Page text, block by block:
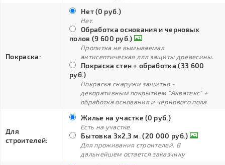
Покраска:
Нет (0 руб.)
Нет.
Обработка основания и черновых
полов (9 600 руб.)
Пропитка не вымываемая
антисептическая для защиты древесины.
Покраска стен + обработка (33 600
руб.)
Покраска снаружи защитно -
декоративным покрытием "Акватекс" +
обработка основания и чернового пола
Для
строителей:
Жилье на участке (0 руб.)
Есть на участке.
Бытовка 3х2,3 м. (20 000 руб.)
Для проживания строителей. В
дальнейшем остается заказчику